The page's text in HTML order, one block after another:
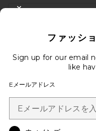
メールを送信することによ
Email Address
ファッシ
Sign up for our email
like
Eメールアドレス